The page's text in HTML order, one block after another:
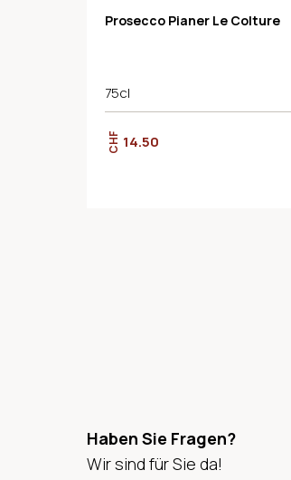
Prosecco Pianer Le Colture
75cl
CHF 14.50
Haben Sie Fragen?
Wir sind für Sie da!